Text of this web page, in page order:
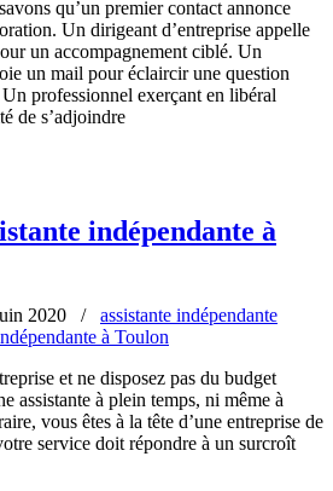
qu’un premier contact annonce
Un dirigeant d’entreprise appelle
un accompagnement ciblé. Un
un mail pour éclaircir une question
professionnel exerçant en libéral
de s’adjoindre
indépendante à
2020 / assistante indépendante
et ne disposez pas du budget
assistante à plein temps, ni même à
vous êtes à la tête d’une entreprise de
service doit répondre à un surcroît